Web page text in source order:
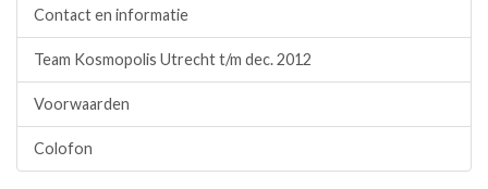
Contact en informatie
Team Kosmopolis Utrecht t/m dec. 2012
Voorwaarden
Colofon